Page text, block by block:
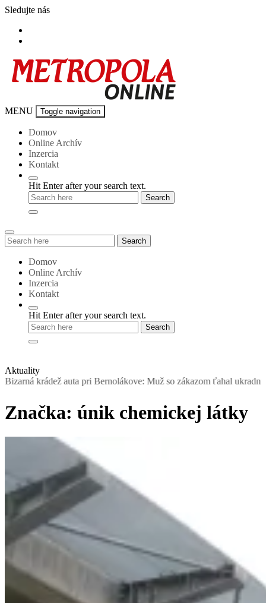
Skip
content
Sledujte nás
Metropola-
MENU Toggle navigation
Domov
Online Archív
Inzercia
Kontakt
Hit Enter after your search text.
Search
for:
Search
Domov
Online Archív
Inzercia
Kontakt
Hit Enter after your search text.
Aktuality
auta pri Bernolákove: Muž so zákazom ťahal ukradnutý Seat,
Značka: únik chemickej látky